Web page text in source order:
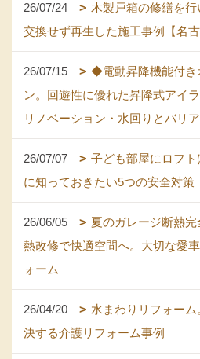
26/07/24
木製戸箱の修繕を
交換せず再生した施工事例【名古
26/07/15
◆電動昇降機能付き
ン。回遊性に優れた昇降式アイ
リノベーション・水回りとバリ
26/07/07
子ども部屋にロフ
に知っておきたい5つの安全対策
26/06/05
夏のガレージ断熱
熱改修で快適空間へ。大切な愛
ォーム
26/04/20
水まわりリフォー
決する介護リフォーム事例